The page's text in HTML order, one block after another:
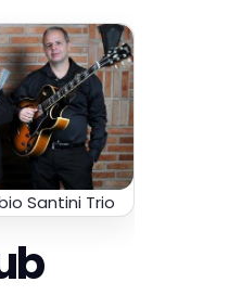
Santini Trio